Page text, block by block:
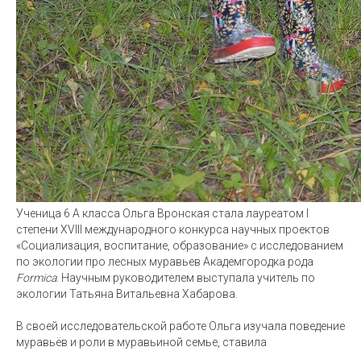
Ученица 6 А класса Ольга Вронская стала лауреатом I
степени XVIII международного конкурса научных проектов
«Социализация, воспитание, образование» с исследованием
по экологии про лесных муравьев Академгородка рода
Formica. Научным руководителем выступала учитель по
экологии Татьяна Витальевна Хабарова.
В своей исследовательской работе Ольга изучала поведение
муравьёв и роли в муравьиной семье, ставила